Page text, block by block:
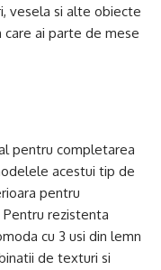
vesela si alte obiecte
ai parte de mese
pentru completarea
acestui tip de
pentru
rezistenta
cu 3 usi din lemn
de texturi si